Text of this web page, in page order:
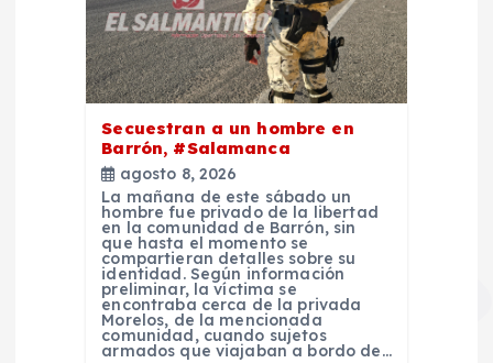
Secuestran a un hombre en
Barrón, #Salamanca
agosto 8, 2026
La mañana de este sábado un
hombre fue privado de la libertad
en la comunidad de Barrón, sin
que hasta el momento se
compartieran detalles sobre su
identidad. Según información
preliminar, la víctima se
encontraba cerca de la privada
Morelos, de la mencionada
comunidad, cuando sujetos
armados que viajaban a bordo de…